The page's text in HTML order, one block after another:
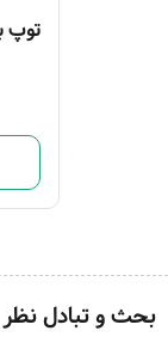
بحث و تبادل نظر